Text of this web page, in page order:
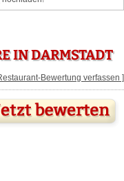
IN DARMSTADT
Bewertung verfassen ]